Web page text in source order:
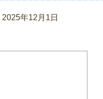
2025年12月1日